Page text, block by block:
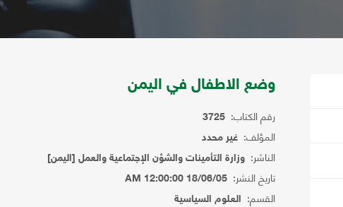
وضع الاطفال في اليمن
رقم الكتاب: 3725
المؤلف: غير محدد
الناشر: وزارة التأمينات والشؤن الإجتماعية والعمل [اليمن]
تاريخ النشر: 18/06/05 12:00:00 AM
القسم: العلوم السياسية